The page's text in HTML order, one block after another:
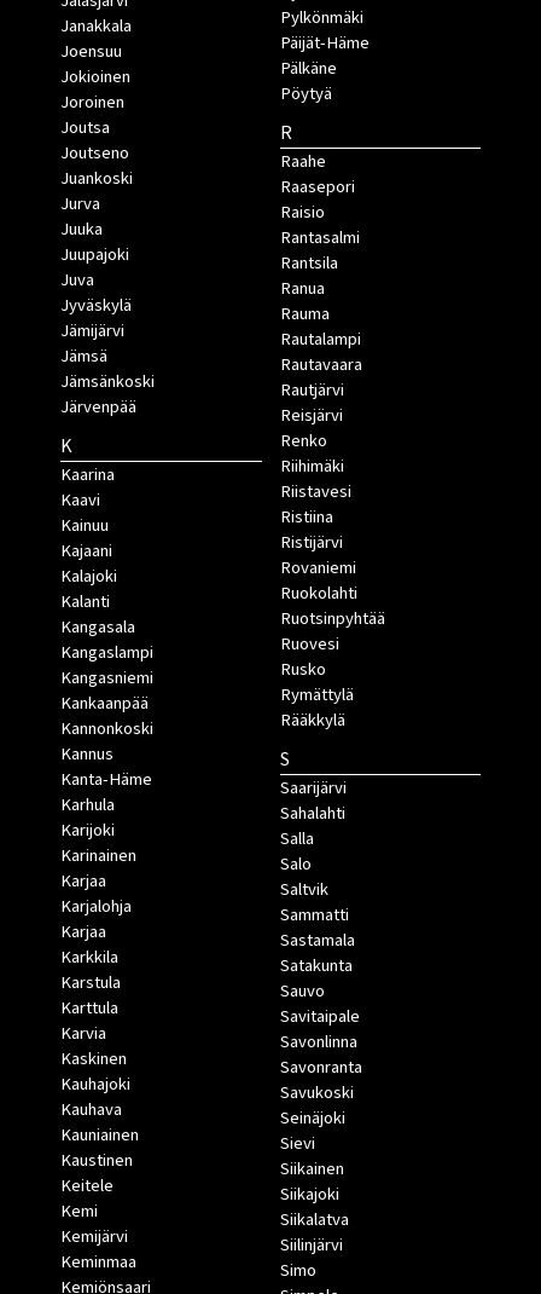
Janakkala
Joensuu
Jokioinen
Joroinen
Joutsa
Joutseno
Juankoski
Jurva
Juuka
Juupajoki
Juva
Jyväskylä
Jämijärvi
Jämsä
Jämsänkoski
Järvenpää
K
Kaarina
Kaavi
Kainuu
Kajaani
Kalajoki
Kalanti
Kangasala
Kangaslampi
Kangasniemi
Kankaanpää
Kannonkoski
Kannus
Kanta-Häme
Karhula
Karijoki
Karinainen
Karjaa
Karjalohja
Karjaa
Karkkila
Karstula
Karttula
Karvia
Kaskinen
Kauhajoki
Kauhava
Kauniainen
Kaustinen
Keitele
Kemi
Kemijärvi
Keminmaa
Kemiönsaari
Pylkönmäki
Päijät-Häme
Pälkäne
Pöytyä
R
Raahe
Raasepori
Raisio
Rantasalmi
Rantsila
Ranua
Rauma
Rautalampi
Rautavaara
Rautjärvi
Reisjärvi
Renko
Riihimäki
Riistavesi
Ristiina
Ristijärvi
Rovaniemi
Ruokolahti
Ruotsinpyhtää
Ruovesi
Rusko
Rymättylä
Rääkkylä
S
Saarijärvi
Sahalahti
Salla
Salo
Saltvik
Sammatti
Sastamala
Satakunta
Sauvo
Savitaipale
Savonlinna
Savonranta
Savukoski
Seinäjoki
Sievi
Siikainen
Siikajoki
Siikalatva
Siilinjärvi
Simo